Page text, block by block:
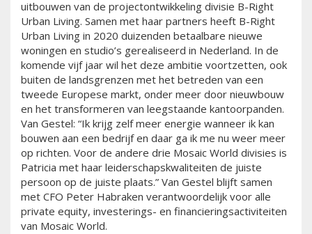
uitbouwen van de projectontwikkeling divisie B-Right
Urban Living. Samen met haar partners heeft B-Right
Urban Living in 2020 duizenden betaalbare nieuwe
woningen en studio’s gerealiseerd in Nederland. In de
komende vijf jaar wil het deze ambitie voortzetten, ook
buiten de landsgrenzen met het betreden van een
tweede Europese markt, onder meer door nieuwbouw
en het transformeren van leegstaande kantoorpanden.
Van Gestel: “Ik krijg zelf meer energie wanneer ik kan
bouwen aan een bedrijf en daar ga ik me nu weer meer
op richten. Voor de andere drie Mosaic World divisies is
Patricia met haar leiderschapskwaliteiten de juiste
persoon op de juiste plaats.” Van Gestel blijft samen
met CFO Peter Habraken verantwoordelijk voor alle
private equity, investerings- en financieringsactiviteiten
van Mosaic World.